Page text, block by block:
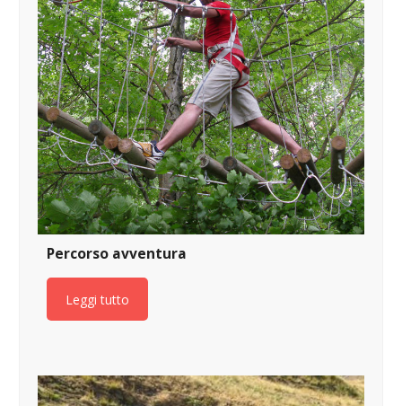
Percorso avventura
Leggi tutto